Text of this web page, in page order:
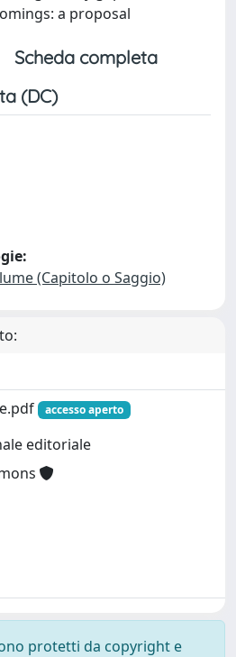
a proposal
Scheda completa
(DC)
(Capitolo o Saggio)
accesso aperto
editoriale
protetti da copyright e